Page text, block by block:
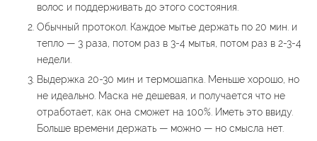
волос и поддерживать до этого состояния.
Обычный протокол. Каждое мытье держать по 20 мин. и
тепло — 3 раза, потом раз в 3-4 мытья, потом раз в 2-3-4
недели.
Выдержка 20-30 мин и термошапка. Меньше хорошо, но
не идеально. Маска не дешевая, и получается что не
отработает, как она сможет на 100%. Иметь это ввиду.
Больше времени держать — можно — но смысла нет.